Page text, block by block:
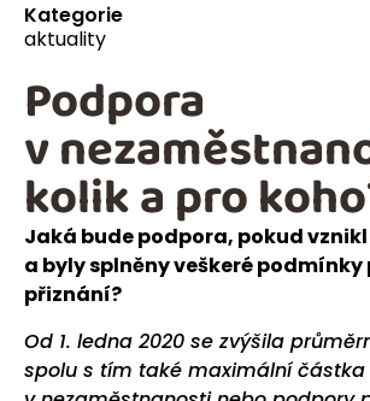
Kategorie
aktuality
Jaká bude podpora, pokud
a byly splněny veškeré podmínky
přiznání?
Od 1. ledna 2020 se zvýšila
spolu s tím také maximální
Podpora
v
kolik a pro